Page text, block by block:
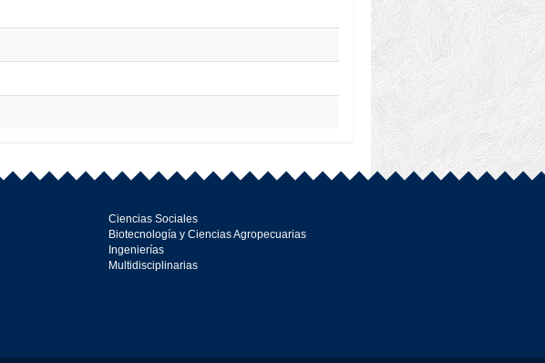
Ciencias Sociales
Biotecnología y Ciencias Agropecuarias
Ingenierías
Multidisciplinarias